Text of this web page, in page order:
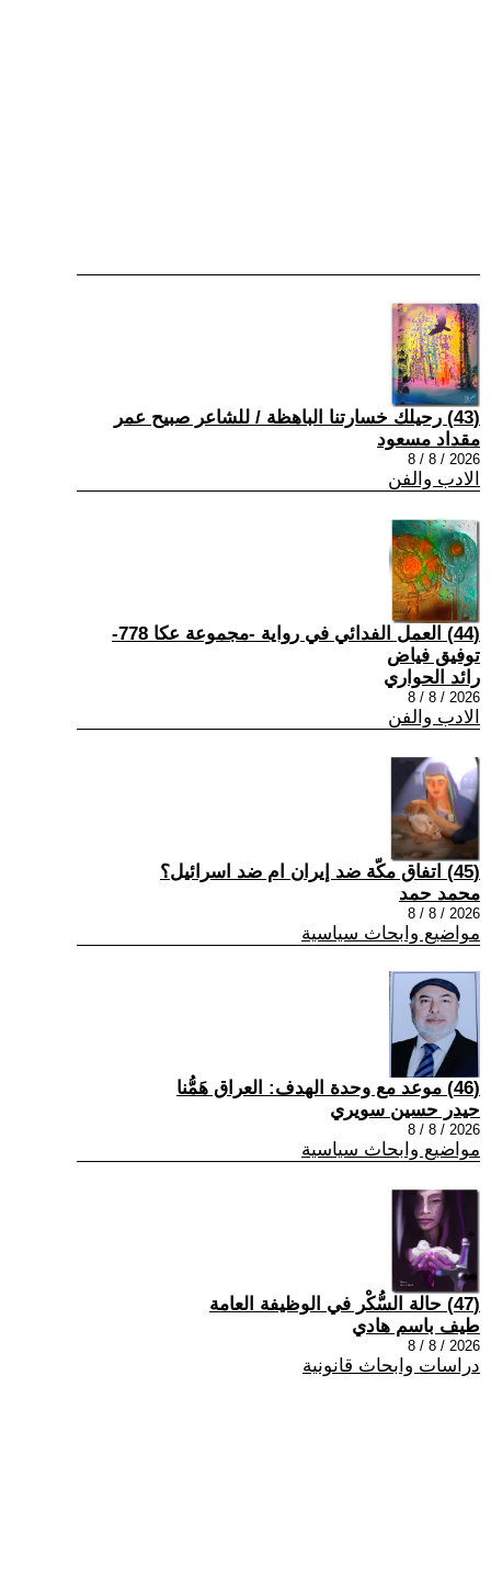
(43) رحيلك خسارتنا الباهظة / للشاعر صبيح عمر
مقداد مسعود
2026 / 8 / 8
الادب والفن
(44) العمل الفدائي في رواية -مجموعة عكا 778-
توفيق فياض
رائد الحواري
2026 / 8 / 8
الادب والفن
(45) اتفاق مكّة ضد إيران ام ضد اسرائيل؟
محمد حمد
2026 / 8 / 8
مواضيع وابحاث سياسية
(46) موعد مع وحدة الهدف: العراق هَمُّنا
حيدر حسين سويري
2026 / 8 / 8
مواضيع وابحاث سياسية
(47) حالة السُّكْر في الوظيفة العامة
طيف باسم هادي
2026 / 8 / 8
دراسات وابحاث قانونية